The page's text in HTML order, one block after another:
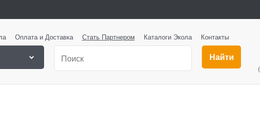
Оплата и Доставка Стать Партнером Каталоги Экола Контакты
Найти